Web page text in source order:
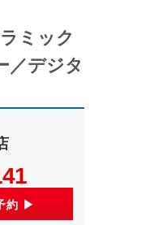
ミック
／デジタ
約 ▶